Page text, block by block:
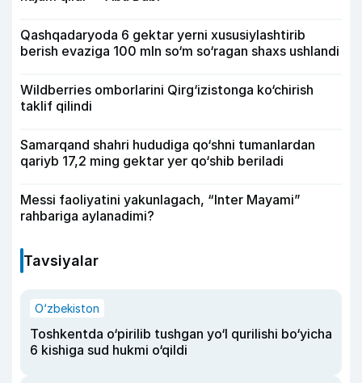
Qashqadaryoda 6 gektar yerni xususiylashtirib
berish evaziga 100 mln so‘m so‘ragan shaxs ushlandi
Wildberries omborlarini Qirg‘izistonga ko‘chirish
taklif qilindi
Samarqand shahri hududiga qo‘shni tumanlardan
qariyb 17,2 ming gektar yer qo‘shib beriladi
Messi faoliyatini yakunlagach, “Inter Mayami”
rahbariga aylanadimi?
Tavsiyalar
O‘zbekiston
Toshkentda o‘pirilib tushgan yo‘l qurilishi bo‘yicha
6 kishiga sud hukmi o‘qildi